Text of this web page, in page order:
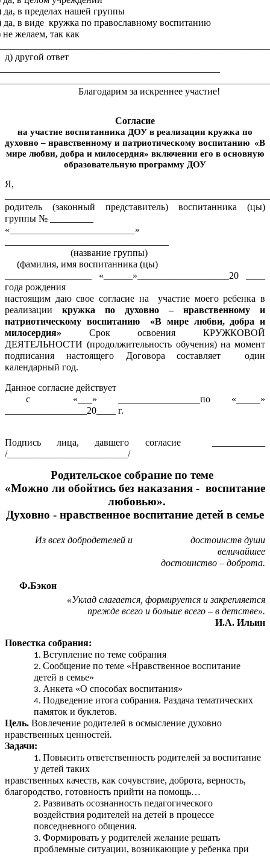
да, в пределах нашей группы
да, в виде кружка по православному воспитанию
не желаем, так как
д) другой ответ
Благодарим за искреннее участие!
Согласие
на участие воспитанника ДОУ в реализации кружка по
духовно – нравственному и патриотическому воспитанию «В
мире любви, добра и милосердия» включении его в основную
образовательную программу ДОУ
Я,
родитель (законный представитель) воспитанника (цы)
группы № _________
«__________________________»
(название группы)
(фамилия, имя воспитанника (цы)
__________________ «______»___________________20 ____
года рождения
настоящим даю свое согласие на участие моего ребенка в
реализации кружка по духовно – нравственному и
патриотическому воспитанию «В мире любви, добра и
милосердия» Срок освоения КРУЖКОВОЙ
ДЕЯТЕЛЬНОСТИ (продолжительность обучения) на момент
подписания настоящего Договора составляет один
календарный год.
Данное согласие действует
с «___» _________________по «_____»
_________________20____ г.
Подпись лица, давшего согласие ___________
/_________________________/
Родительское собрание по теме
«Можно ли обойтись без наказания - воспитание
любовью».
Духовно - нравственное воспитание детей в семье
Из всех добродетелей и достоинств души
величайшее
достоинство – доброта.
Ф.Бэкон
«Уклад слагается, формируется и закрепляется
прежде всего и больше всего – в детстве».
И.А. Ильин
Повестка собрания:
Вступление по теме собрания
Сообщение по теме «Нравственное воспитание
детей в семье»
Анкета «О способах воспитания»
Подведение итога собрания. Раздача тематических
памяток и буклетов.
Цель. Вовлечение родителей в осмысление духовно
нравственных ценностей.
Задачи:
Повысить ответственность родителей за воспитание
у детей таких
нравственных качеств, как сочувствие, доброта, верность,
благородство, готовность прийти на помощь…
Развивать осознанность педагогического
воздействия родителей на детей в процессе
повседневного общения.
Формировать у родителей желание решать
проблемные ситуации, возникающие у ребенка при